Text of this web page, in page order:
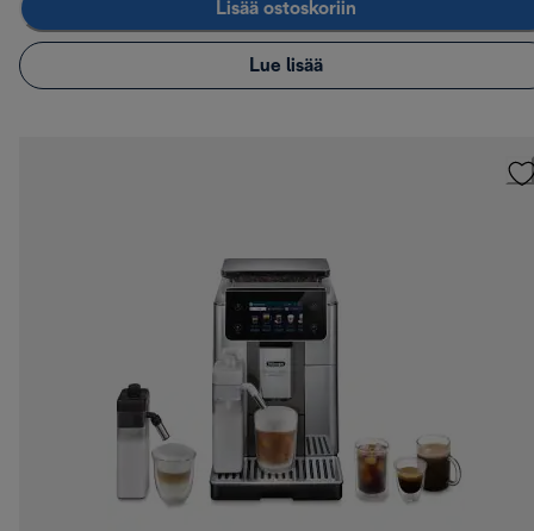
Lisää ostoskoriin
Lue lisää